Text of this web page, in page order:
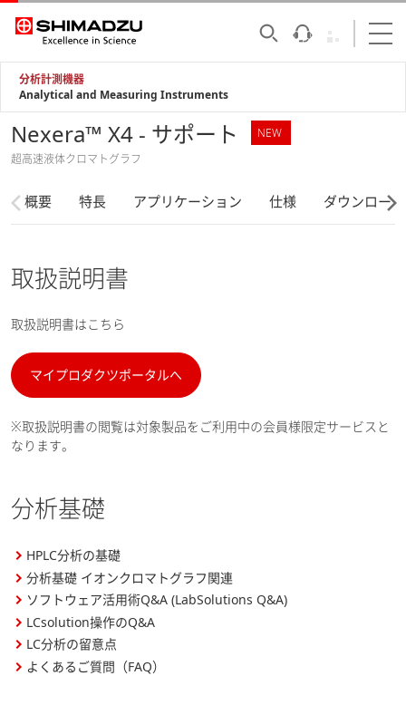
分析計測機器
Analytical and Measuring Instruments
Nexera™ X4 - サポート
NEW
超高速液体クロマトグラフ
概要 特長 アプリケーション 仕様 ダウンロード
取扱説明書
取扱説明書はこちら
マイプロダクツポータルへ
※取扱説明書の閲覧は対象製品をご利用中の会員様限定サービスと
なります。
分析基礎
HPLC分析の基礎
分析基礎 イオンクロマトグラフ関連
ソフトウェア活用術Q&A (LabSolutions Q&A)
LCsolution操作のQ&A
LC分析の留意点
よくあるご質問（FAQ）